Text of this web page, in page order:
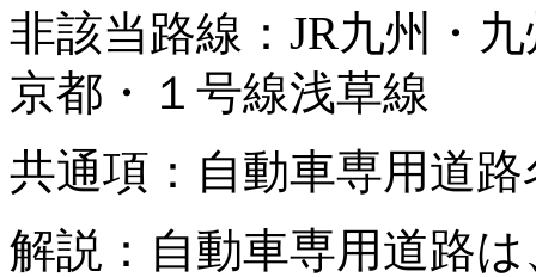
非該当路線：JR九州・
京都・１号線浅草線
共通項：自動車専用道
解説：自動車専用道路